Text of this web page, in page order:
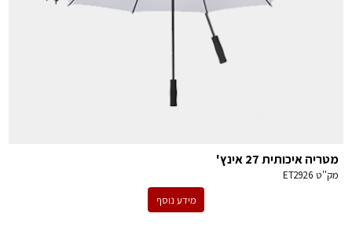
מטריה איכותית 27 אינץ'
מק''ט ET2926
מידע נוסף